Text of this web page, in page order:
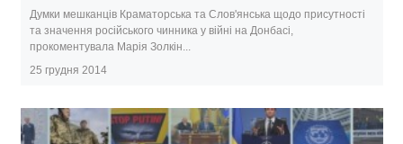
Думки мешканців Краматорська та Слов'янська щодо присутності
та значення російського чинника у війні на Донбасі,
прокоментувала Марія Золкін...
25 грудня 2014